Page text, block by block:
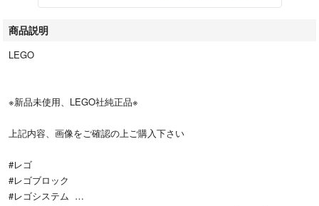
商品説明
LEGO
※新品未使用、LEGO社純正品※
上記内容、画像をご確認の上ご購入下さい
#レゴ
#レゴブロック
#レゴシステム